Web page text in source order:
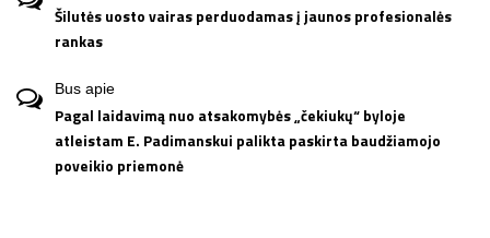
Šilutės uosto vairas perduodamas į jaunos profesionalės
rankas
Bus apie
Pagal laidavimą nuo atsakomybės „čekiukų“ byloje
atleistam E. Padimanskui palikta paskirta baudžiamojo
poveikio priemonė